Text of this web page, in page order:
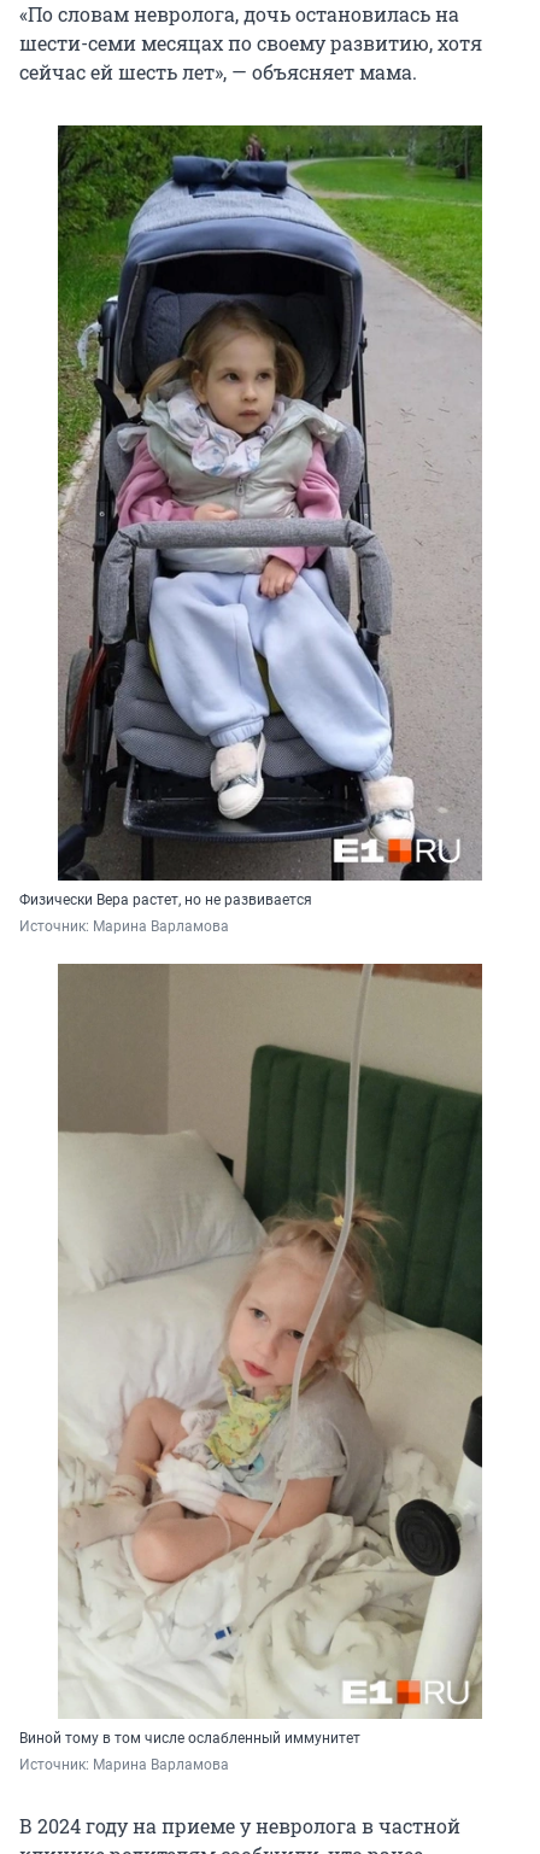
«По словам невролога, дочь остановилась на
шести-семи месяцах по своему развитию, хотя
сейчас ей шесть лет», — объясняет мама.
Физически Вера растет, но не развивается
Источник: Марина Варламова
Виной тому в том числе ослабленный иммунитет
Источник: Марина Варламова
В 2024 году на приеме у невролога в частной